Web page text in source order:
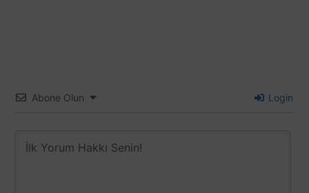
Abone Olun Login